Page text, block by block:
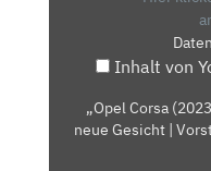
KOMMT
NEUE
Inhalt von
„Opel Corsa
neue Gesicht |